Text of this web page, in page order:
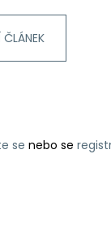
ČLÁNEK
se nebo se